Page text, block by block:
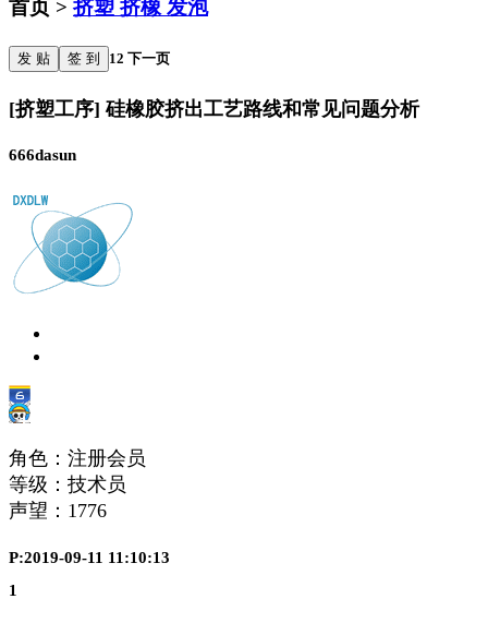
首页 > 挤塑 挤橡 发泡
发 贴 签 到 12 下一页
[挤塑工序] 硅橡胶挤出工艺路线和常见问题分析
666dasun
角色：注册会员
等级：技术员
声望： 1776
P:2019-09-11 11:10:13
1